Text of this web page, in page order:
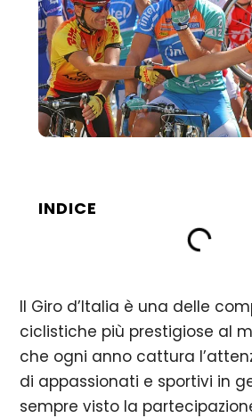
INDICE
Il Giro d’Italia è una delle
ciclistiche più prestigiose al
che ogni anno cattura
di appassionati e sportivi in
sempre visto la